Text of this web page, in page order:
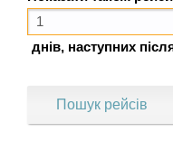
днів, наступних
Пошук рейсів